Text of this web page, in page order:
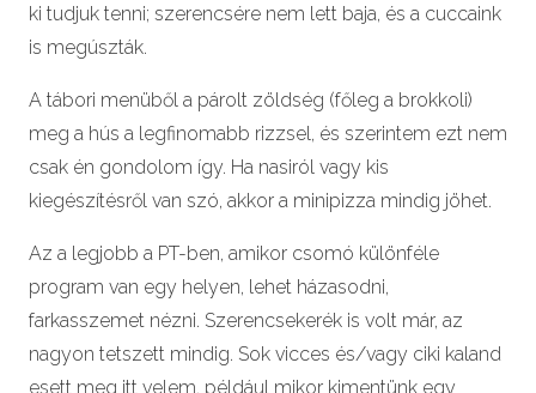
ki tudjuk tenni; szerencsére nem lett baja, és a cuccaink
is megúszták.
A tábori menüből a párolt zöldség (főleg a brokkoli)
meg a hús a legfinomabb rizzsel, és szerintem ezt nem
csak én gondolom így. Ha nasiról vagy kis
kiegészítésről van szó, akkor a minipizza mindig jöhet.
Az a legjobb a PT-ben, amikor csomó különféle
program van egy helyen, lehet házasodni,
farkasszemet nézni. Szerencsekerék is volt már, az
nagyon tetszett mindig. Sok vicces és/vagy ciki kaland
esett meg itt velem, például mikor kimentünk egy